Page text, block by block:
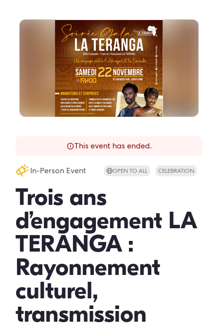
This event has ended.
In-Person Event OPEN TO ALL CELEBRATION
Trois ans
d’engagement LA
TERANGA :
Rayonnement
culturel,
transmission